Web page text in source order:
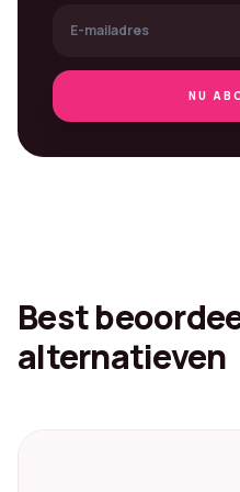
NU
Best
alternatieven